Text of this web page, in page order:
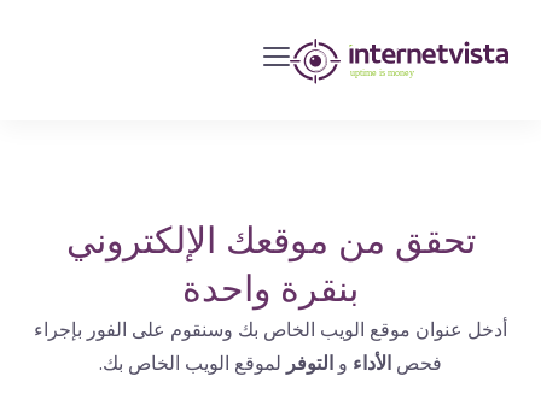
مراقبة
مواقع
الويب
الإنترنت
تحقق من موقعك الإلكتروني
بنقرة واحدة
أدخل عنوان موقع الويب الخاص بك وسنقوم على الفور بإجراء
فحصالأداءو التوفرلموقع الويب الخاص بك.